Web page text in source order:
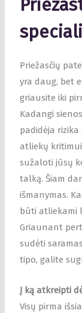
Priežasčių
yra daug, bet
griausite iki
Kadangi
padidėja
atliekų
sužaloti jūsų
talką. Šiam
išmanymas.
būti atliekami
Griaunant
sudėti
tipo, galite
Į ką atkreipti
Visų pirma